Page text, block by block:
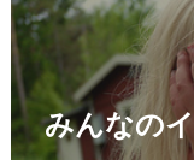
みんなの